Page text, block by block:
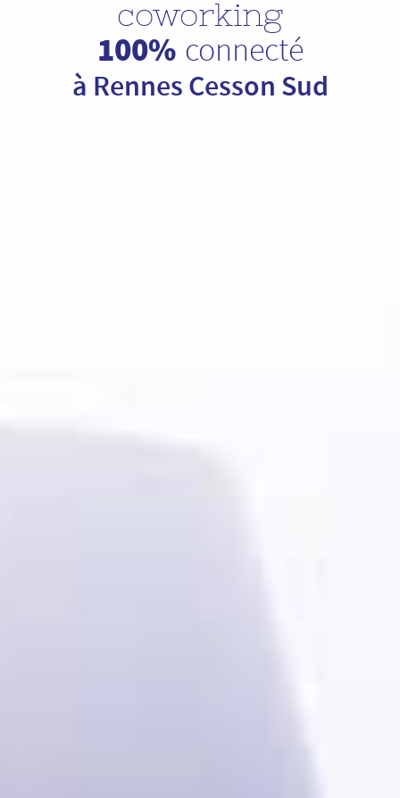
coworking
100% connecté
à Rennes Cesson Sud